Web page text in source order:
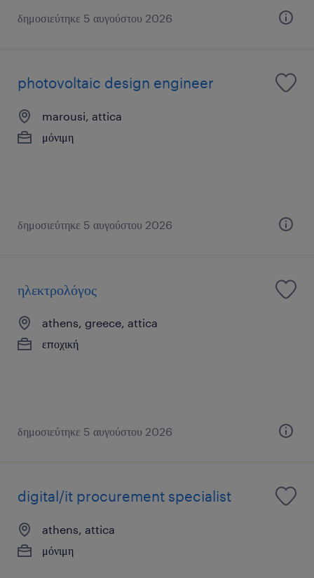
δημοσιεύτηκε 5 αυγούστου 2026
photovoltaic design engineer
marousi, attica
μόνιμη
δημοσιεύτηκε 5 αυγούστου 2026
ηλεκτρολόγος
athens, greece, attica
εποχική
δημοσιεύτηκε 5 αυγούστου 2026
digital/it procurement specialist
athens, attica
μόνιμη